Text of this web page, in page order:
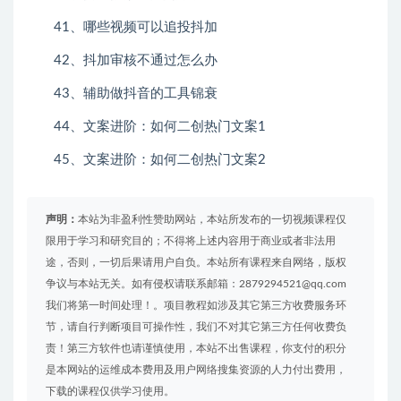
41、哪些视频可以追投抖加
42、抖加审核不通过怎么办
43、辅助做抖音的工具锦衰
44、文案进阶：如何二创热门文案1
45、文案进阶：如何二创热门文案2
声明： 本站为非盈利性赞助网站，本站所发布的一切视频课程仅
限用于学习和研究目的；不得将上述内容用于商业或者非法用
途，否则，一切后果请用户自负。本站所有课程来自网络，版权
争议与本站无关。如有侵权请联系邮箱：2879294521@qq.com
我们将第一时间处理！。项目教程如涉及其它第三方收费服务环
节，请自行判断项目可操作性，我们不对其它第三方任何收费负
责！第三方软件也请谨慎使用，本站不出售课程，你支付的积分
是本网站的运维成本费用及用户网络搜集资源的人力付出费用，
下载的课程仅供学习使用。